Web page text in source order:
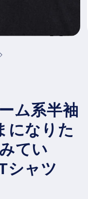
ム系半袖
になりた
てい
シャツ